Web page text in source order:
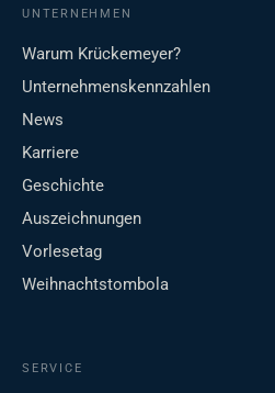
UNTERNEHMEN
Warum Krückemeyer?
Unternehmenskennzahlen
News
Karriere
Geschichte
Auszeichnungen
Vorlesetag
Weihnachtstombola
SERVICE